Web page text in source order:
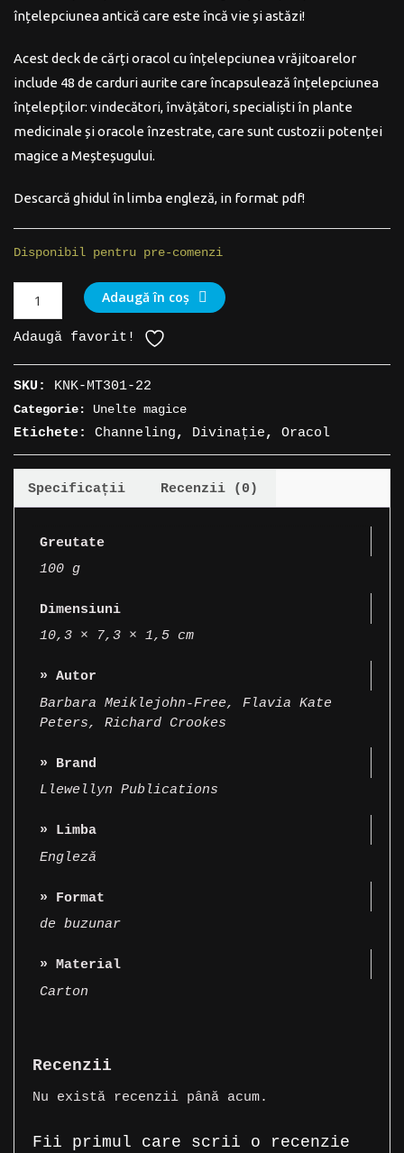
înțelepciunea antică care este încă vie și astăzi!
Acest deck de cărți oracol cu înțelepciunea vrăjitoarelor
include 48 de carduri aurite care încapsulează înțelepciunea
înțelepților: vindecători, învățători, specialiști în plante
medicinale și oracole înzestrate, care sunt custozii potenței
magice a Meșteșugului.
Descarcă ghidul în limba engleză, in format pdf!
Disponibil pentru pre-comenzi
Cantitate
Cărți
Oracol
»
Witches'
Wisdom
Oracle
Adaugă în coș
Adaugă favorit!
SKU: KNK-MT301-22
Categorie: Unelte magice
Etichete: Channeling, Divinație, Oracol
Specificații Recenzii (0)
Greutate
100 g
Dimensiuni
10,3 × 7,3 × 1,5 cm
» Autor
Barbara Meiklejohn-Free, Flavia Kate
Peters, Richard Crookes
» Brand
Llewellyn Publications
» Limba
Engleză
» Format
de buzunar
» Material
Carton
Recenzii
Nu există recenzii până acum.
Fii primul care scrii o recenzie